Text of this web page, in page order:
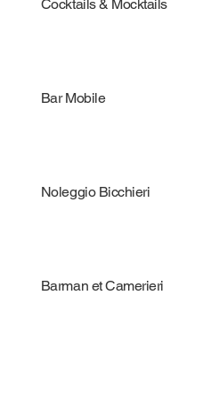
Cocktails & Mocktails
Bar Mobile
Noleggio Bicchieri
Barman et Camerieri